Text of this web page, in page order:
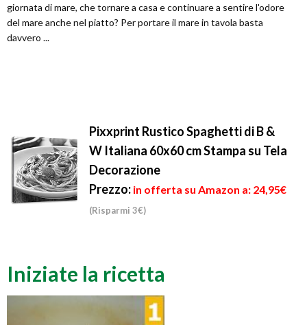
giornata di mare, che tornare a casa e continuare a sentire l'odore
del mare anche nel piatto? Per portare il mare in tavola basta
davvero ...
Pixxprint Rustico Spaghetti di B &
W Italiana 60x60 cm Stampa su Tela
Decorazione
Prezzo: in offerta su Amazon a: 24,95€
(Risparmi 3€)
Iniziate la ricetta